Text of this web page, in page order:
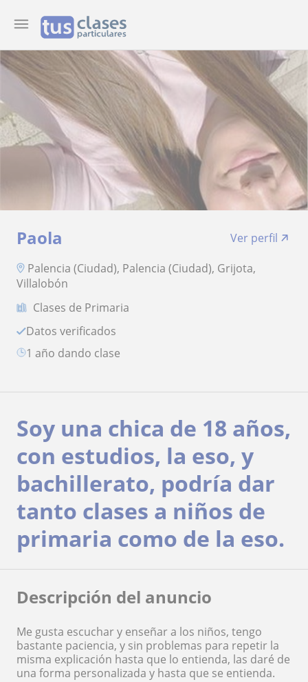
Paola
Ver perfil
Palencia (Ciudad), Palencia (Ciudad), Grijota,
Villalobón
Clases de Primaria
Datos verificados
1 año dando clase
Soy una chica de 18 años,
con estudios, la eso, y
bachillerato, podría dar
tanto clases a niños de
primaria como de la eso.
Descripción del anuncio
Me gusta escuchar y enseñar a los niños, tengo
bastante paciencia, y sin problemas para repetir la
misma explicación hasta que lo entienda, las daré de
una forma personalizada y hasta que se entienda.